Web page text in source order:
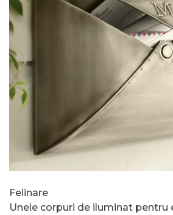
Felinare
Unele corpuri de iluminat